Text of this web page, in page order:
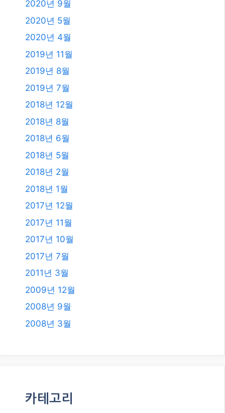
2018년 5월
2018년 2월
2018년 1월
2017년 12월
2017년 11월
2017년 10월
2017년 7월
2011년 3월
2009년 12월
2008년 9월
2008년 3월
카테고리
AI
All
Etc.
IT
돈 되는 정보